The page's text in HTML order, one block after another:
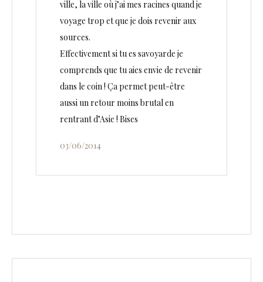
ville, la ville où j’ai mes racines quand je
voyage trop et que je dois revenir aux
sources.
Effectivement si tu es savoyarde je
comprends que tu aies envie de revenir
dans le coin ! Ça permet peut-être
aussi un retour moins brutal en
rentrant d’Asie ! Bises
03/06/2014